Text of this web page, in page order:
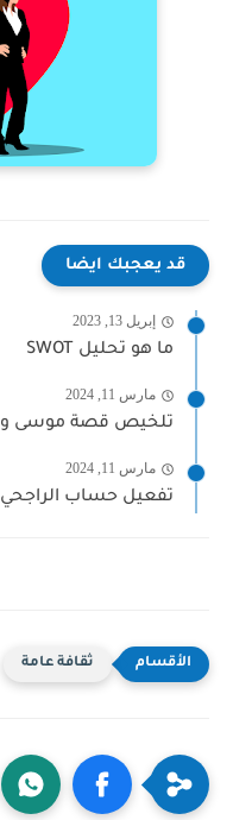
قد يعجبك ايضا
إبريل 13, 2023
ما هو تحليل SWOT
مارس 11, 2024
تلخيص قصة موسى
مارس 11, 2024
تفعيل حساب الراجحي
ثقافة عامة